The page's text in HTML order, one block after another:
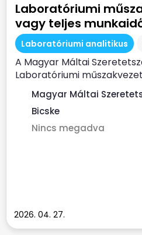
Laboratóriumi
vagy teljes
Laboratóriumi analitikus
A Magyar Máltai
Laboratóriumi
Magyar Máltai
Bicske
Nincs megadva
2026. 04. 27.